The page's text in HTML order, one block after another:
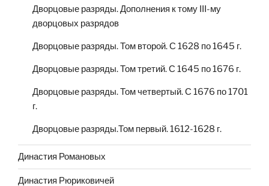
Дворцовые разряды. Дополнения к тому III-му
дворцовых разрядов
Дворцовые разряды. Том второй. С 1628 по 1645 г.
Дворцовые разряды. Том третий. С 1645 по 1676 г.
Дворцовые разряды. Том четвертый. С 1676 по 1701
г.
Дворцовые разряды.Том первый. 1612-1628 г.
Династия Романовых
Династия Рюриковичей